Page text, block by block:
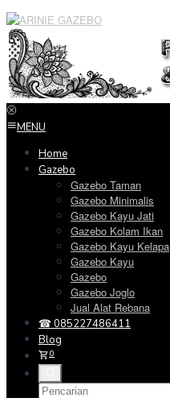
Loncat
ke
konten
MENU
Home
Gazebo
Gazebo Taman
Gazebo Minimalis
Gazebo Kayu Jati
Gazebo Kolam Ikan
Gazebo Kayu Kelapa
Gazebo Kayu
Gazebo
Gazebo Joglo
Jual Alat Rebana
☎ 085227486411
Blog
0